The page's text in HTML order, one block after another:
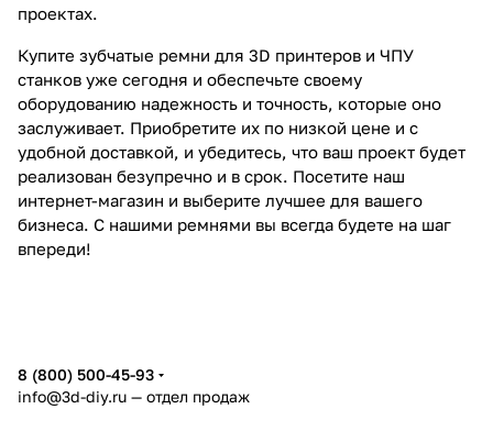
проектах.
Купите зубчатые ремни для 3D принтеров и ЧПУ
станков уже сегодня и обеспечьте своему
оборудованию надежность и точность, которые оно
заслуживает. Приобретите их по низкой цене и с
удобной доставкой, и убедитесь, что ваш проект будет
реализован безупречно и в срок. Посетите наш
интернет-магазин и выберите лучшее для вашего
бизнеса. С нашими ремнями вы всегда будете на шаг
впереди!
8 (800) 500-45-93
info@3d-diy.ru — отдел продаж